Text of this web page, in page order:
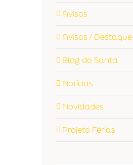
Avisos
Avisos / Destaque
Blog do Santa
Notícias
Novidades
Projeto Férias